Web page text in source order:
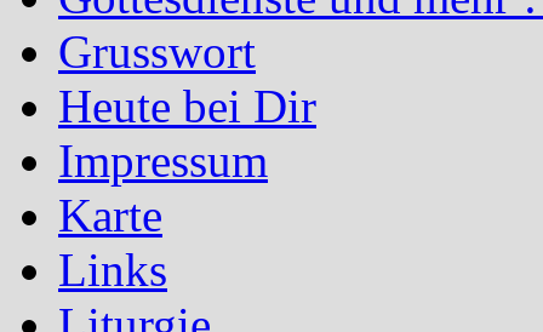
Grusswort
Heute bei Dir
Impressum
Karte
Links